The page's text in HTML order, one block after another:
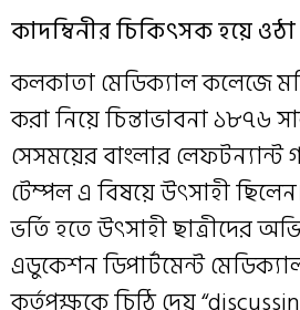
কাদম্বিনীর চিকিৎসক হয়ে ওঠা
কলকাতা মেডিক্যাল কলেজে
করা নিয়ে চিন্তাভাবনা ১৮৭৬
সেসময়ের বাংলার লেফটন্যান্ট
টেম্পল এ বিষয়ে উৎসাহী
ভর্তি হতে উৎসাহী ছাত্রীদের
এডুকেশন ডিপার্টমেন্ট